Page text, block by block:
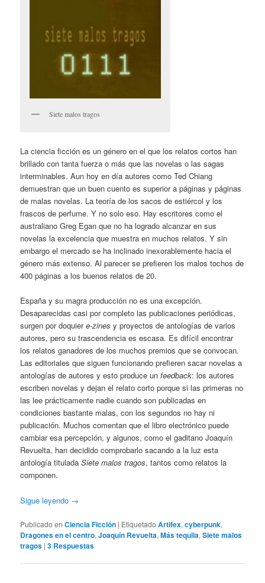
Siete malos tragos
La ciencia ficción es un género en el que los relatos cortos han
brillado con tanta fuerza o más que las novelas o las sagas
interminables. Aun hoy en día autores como Ted Chiang
demuestran que un buen cuento es superior a páginas y páginas
de malas novelas. La teoría de los sacos de estiércol y los
frascos de perfume. Y no solo eso. Hay escritores como el
australiano Greg Egan que no ha logrado alcanzar en sus
novelas la excelencia que muestra en muchos relatos. Y sin
embargo el mercado se ha inclinado inexorablemente hacia el
género más extenso. Al parecer se prefieren los malos tochos de
400 páginas a los buenos relatos de 20.
España y su magra producción no es una excepción.
Desaparecidas casi por completo las publicaciones periódicas,
surgen por doquiere-zines y proyectos de antologías de varios
autores, pero su trascendencia es escasa. Es difícil encontrar
los relatos ganadores de los muchos premios que se convocan.
Las editoriales que siguen funcionando prefieren sacar novelas a
antologías de autores y esto produce unfeedback: los autores
escriben novelas y dejan el relato corto porque si las primeras no
las lee prácticamente nadie cuando son publicadas en
condiciones bastante malas, con los segundos no hay ni
publicación. Muchos comentan que el libro electrónico puede
cambiar esa percepción, y algunos, como el gaditano Joaquín
Revuelta, han decidido comprobarlo sacando a la luz esta
antología tituladaSiete malos tragos, tantos como relatos la
componen.
Sigue leyendo →
Publicado en Ciencia Ficción | Etiquetado Artifex,cyberpunk,
Dragones en el centro,Joaquín Revuelta,Más tequila,Siete malos
tragos |3 Respuestas